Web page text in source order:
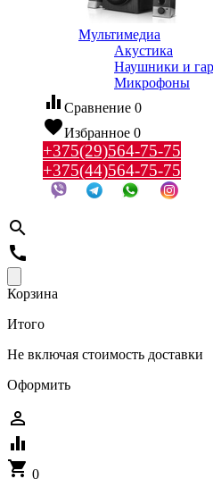
Мультимедиа
Акустика
Наушники и
Микрофоны
equalizer Сравнение 0
favoriteИзбранное 0
+375(29)564-75-75
+375(44)564-75-75
search
call
Корзина
Итого
Не включая стоимость доставки
Оформить
person_outline
equalizer
shopping_cart 0